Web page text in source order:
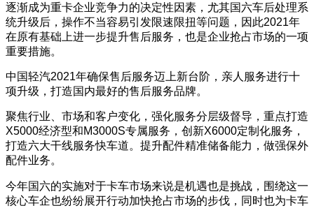
逐渐成为重卡企业竞争力的决定性因素，尤其国六车后处理系
统升级后，操作不当容易引发限速限扭等问题，因此2021年
在原有基础上进一步提升售后服务，也是企业抢占市场的一项
重要措施。
中国轻汽2021年确保售后服务迈上新台阶，亲人服务进行十
项升级，打造国内最好的售后服务品牌。
聚焦行业、市场和客户变化，强化服务分层级督导，重点打造
X5000经济型和M3000S专属服务，创新X6000定制化服务，
打造六大干线服务快车道。提升配件精准储备能力，做强保外
配件业务。
今年国六的实施对于卡车市场来说是机遇也是挑战，围绕这一
核心车企也纷纷展开行动加快抢占市场的步伐，同时也为卡车